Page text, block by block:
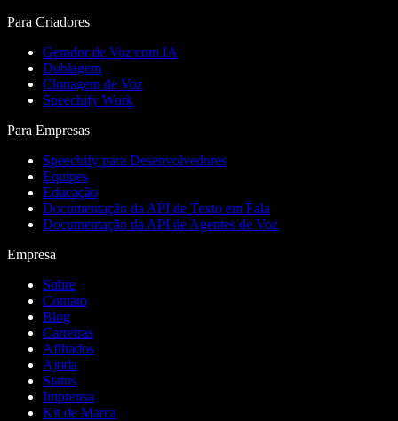
Para Criadores
Gerador de Voz com IA
Dublagem
Clonagem de Voz
Speechify Work
Para Empresas
Speechify para Desenvolvedores
Equipes
Educação
Documentação da API de Texto em Fala
Documentação da API de Agentes de Voz
Empresa
Sobre
Contato
Blog
Carreiras
Afiliados
Ajuda
Status
Imprensa
Kit de Marca